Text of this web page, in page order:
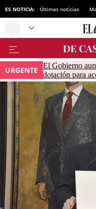
ES NOTICIA: Últimas noticias
URGENTE
El Gobierno
dotación para